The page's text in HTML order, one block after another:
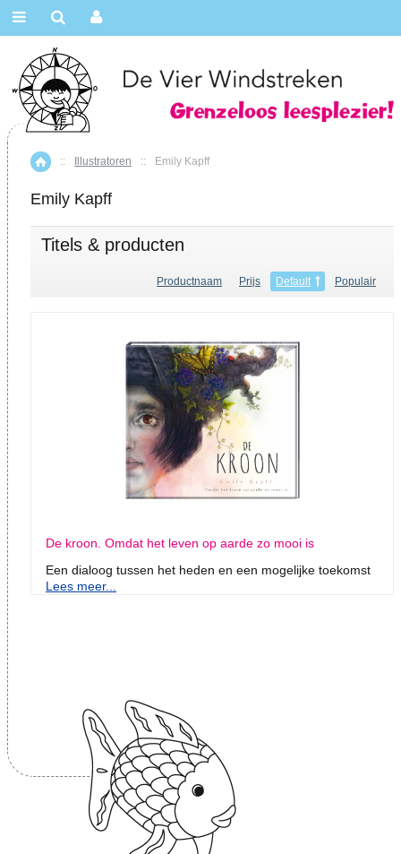
Home
:: Illustratoren :: Emily Kapff
Emily Kapff
Titels & producten
Productnaam Prijs Default Populair
De kroon. Omdat het leven op aarde zo mooi is
Een dialoog tussen het heden en een mogelijke toekomst
Lees meer...